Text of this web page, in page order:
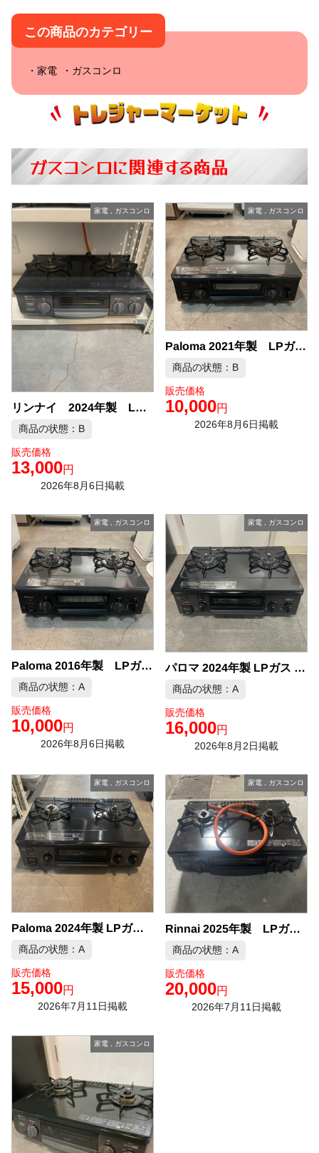
この商品のカテゴリー
家電 ガスコンロ
ガスコンロに関連する商品
家電, ガスコンロ
リンナイ 2024年製 LPガス ガスコンロ 中古品販売
商品の状態：B
販売価格
13,000円
2026年8月6日掲載
家電 ガスコンロ
Paloma 2021年製 LPガス ガスコンロ 中古品販売
商品の状態：B
販売価格
10,000円
2026年8月6日掲載
家電, ガスコンロ
Paloma 2016年製 LPガス ガスコンロ 中古品販売
商品の状態：A
販売価格
10,000円
2026年8月6日掲載
家電 ガスコンロ
パロマ 2024年製 LPガス ガスコンロ 中古品販売
商品の状態：A
販売価格
16,000円
2026年8月2日掲載
家電, ガスコンロ
Paloma 2024年製 LPガス ガスコンロ 中古品販売
商品の状態：A
販売価格
15,000円
2026年7月11日掲載
家電 ガスコンロ
Rinnai 2025年製 LPガス ガスコンロ 中古品販売
商品の状態：A
販売価格
20,000円
2026年7月11日掲載
家電, ガスコンロ